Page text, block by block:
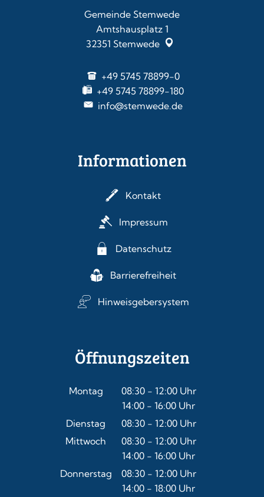
Gemeinde Stemwede
Amtshausplatz 1
32351 Stemwede
+49 5745 78899-0
+49 5745 78899-180
info@stemwede.de
Informationen
Kontakt
Impressum
Datenschutz
Barrierefreiheit
Hinweisgebersystem
Öffnungszeiten
Montag 08:30- 12:00Uhr
Von 08:30 bis 12:00 Uhr
14:00 - 16:00 Uhr
Von 14:00 bis 16:00 Uhr
Dienstag 08:30- 12:00Uhr
Von 08:30 bis 12:00 Uhr
Mittwoch 08:30- 12:00Uhr
Von 08:30 bis 12:00 Uhr
14:00 - 16:00 Uhr
Von 14:00 bis 16:00 Uhr
Donnerstag 08:30- 12:00Uhr
Von 08:30 bis 12:00 Uhr
14:00 - 18:00 Uhr